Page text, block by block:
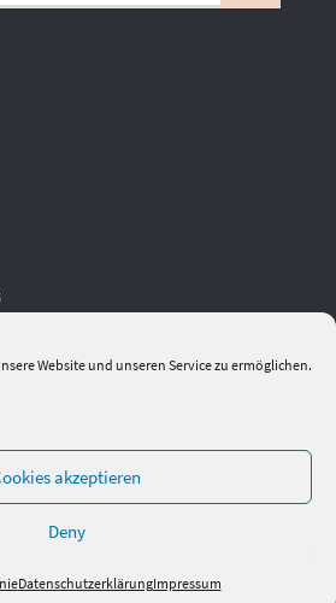
Website und unseren Service zu ermöglichen.
akzeptieren
Deny
DatenschutzerklärungImpressum